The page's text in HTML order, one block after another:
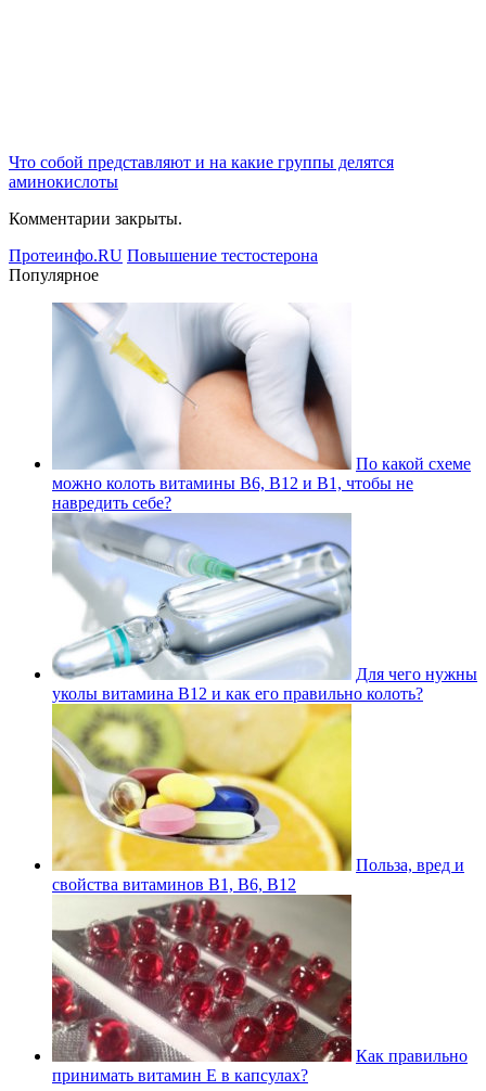
Что собой представляют и на какие группы делятся
аминокислоты
Комментарии закрыты.
Протеинфо.RU Повышение тестостерона
Популярное
По какой схеме
можно колоть витамины В6, В12 и В1, чтобы не
навредить себе?
Для чего нужны
уколы витамина В12 и как его правильно колоть?
Польза, вред и
свойства витаминов В1, В6, В12
Как правильно
принимать витамин Е в капсулах?